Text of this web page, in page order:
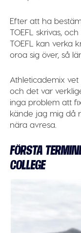
Efter att ha
TOEFL skrivas,
TOEFL kan verka
oroa sig över, så
Athleticademix
och det var
inga problem att
kände jag mig då
nära avresa.
FÖRSTA
COLLEGE